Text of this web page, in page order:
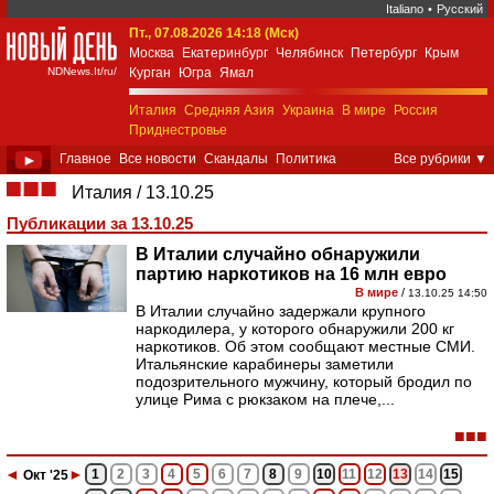
Italiano • Русский
New Day Italia
NDNews.It/ru/
Пт., 07.08.2026 14:18 (Мск)
Москва
Екатеринбург Челябинск Петербург
Крым
Курган
Югра Ямал
Италия Средняя Азия Украина В мире
Россия
Приднестровье
► Главное Все новости Скандалы
Политика
Экономика Общество Спорт Культура
Weekend 18+
Авторское
Все рубрики ▼
■■■ Италия
13.10.25
Публикации за 13.10.25
В Италии случайно обнаружили
партию наркотиков на 16 млн евро
В мире / 13.10.25 14:50
В Италии случайно задержали крупного
наркодилера, у которого обнаружили 200 кг
наркотиков. Об этом сообщают местные СМИ.
Итальянские карабинеры заметили
подозрительного мужчину, который бродил по
улице Рима с рюкзаком на плече,...
■■■
◄ Окт '25► 1 2 3 4 5 6 7 8 9 10 11 12 13 14
15